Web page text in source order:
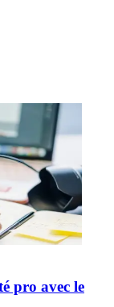
pro avec le